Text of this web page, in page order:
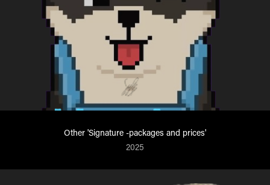
Other 'Signature -packages and prices'
2025